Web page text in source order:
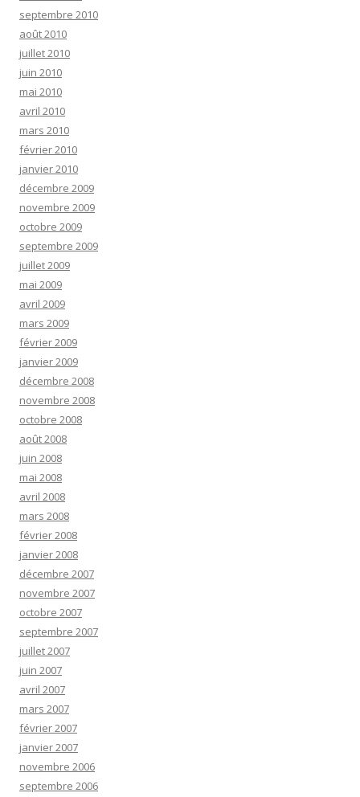
septembre 2010
août 2010
juillet 2010
juin 2010
mai 2010
avril 2010
mars 2010
février 2010
janvier 2010
décembre 2009
novembre 2009
octobre 2009
septembre 2009
juillet 2009
mai 2009
avril 2009
mars 2009
février 2009
janvier 2009
décembre 2008
novembre 2008
octobre 2008
août 2008
juin 2008
mai 2008
avril 2008
mars 2008
février 2008
janvier 2008
décembre 2007
novembre 2007
octobre 2007
septembre 2007
juillet 2007
juin 2007
avril 2007
mars 2007
février 2007
janvier 2007
novembre 2006
septembre 2006